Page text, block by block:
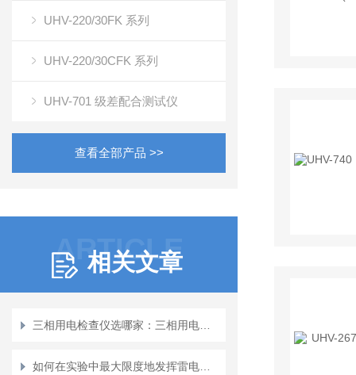
UHV-220/30FK 系列
UHV-220/30CFK 系列
UHV-701 级差配合测试仪
查看全部产品 >>
ARTICLE
相关文章